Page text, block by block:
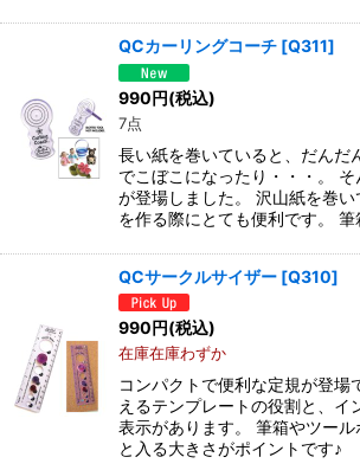
QCカーリングコーチ [Q311]
990円(税込)
7点
長い紙を巻いていると、だんだ
でこぼこになったり・・・。
が登場しました。 沢山紙を巻
を作る際にとても便利です。
QCサークルサイザー [Q310]
990 円(税込)
在庫在庫わずか
コンパクトで便利な定規が登場
えるテンプレートの役割と、イ
表示があります。 筆箱やツー
と入る大きさがポイントです♪